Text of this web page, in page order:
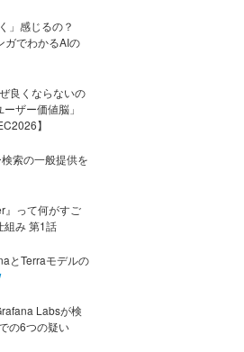
」感じるの？
でわかるAIの
良くならないの
ザー価値脳」
】
索の一般提供を
』って何がすご
み 第1話
とTerraモデルの
Labsが検
の6つの疑い